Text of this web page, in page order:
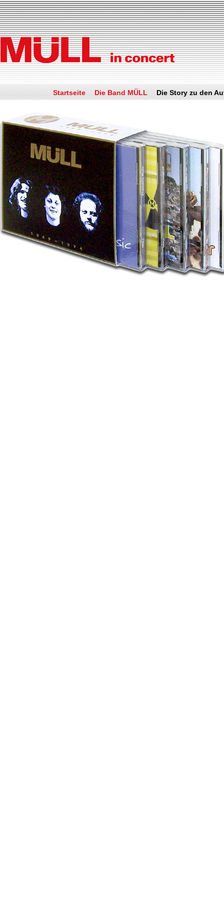
Startseite Die Band MÜLL Die Story zu den